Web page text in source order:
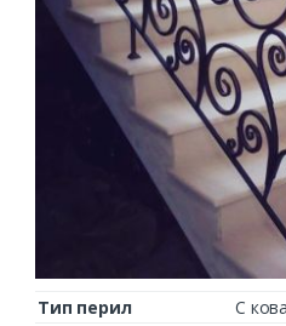
Тип перил
С